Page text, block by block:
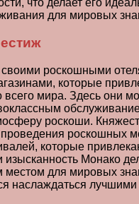
что делает его
для мировых
своими роскошными
которые
всего мира. Здесь они
роскоши.
роскошных
которые
изысканность Монако
местом для мировых
наслаждаться